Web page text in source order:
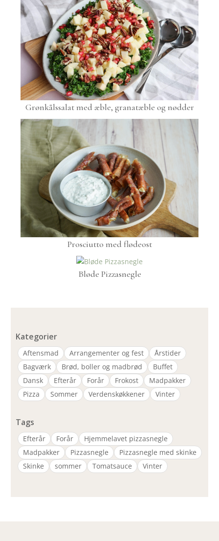
Grønkålssalat med æble, granatæble og nødder
Prosciutto med flødeost
Bløde Pizzasnegle
Kategorier
Aftensmad Arrangementer og fest
Årstider
Bagværk
Brød, boller og madbrød
Buffet
Dansk
Efterår Forår Frokost
Madpakker
Pizza
Sommer Verdenskøkkener Vinter
Tags
Efterår Forår
Hjemmelavet pizzasnegle
Madpakker
Pizzasnegle
Pizzasnegle med skinke
Skinke
sommer Tomatsauce Vinter